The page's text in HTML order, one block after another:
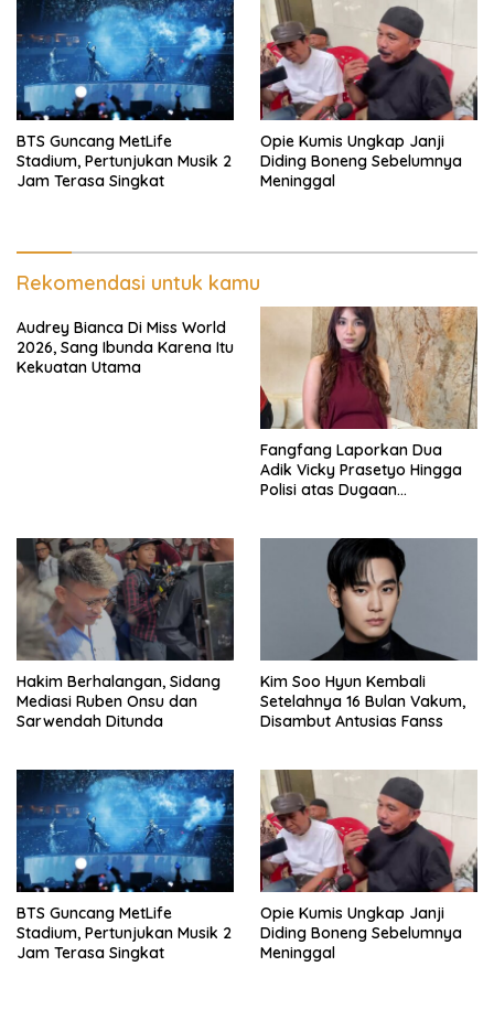
BTS Guncang MetLife
Stadium, Pertunjukan Musik 2
Jam Terasa Singkat
Opie Kumis Ungkap Janji
Diding Boneng Sebelumnya
Meninggal
Rekomendasi untuk kamu
Audrey Bianca Di Miss World
2026, Sang Ibunda Karena Itu
Kekuatan Utama
Fangfang Laporkan Dua
Adik Vicky Prasetyo Hingga
Polisi atas Dugaan
Hakim Berhalangan, Sidang
Mediasi Ruben Onsu dan
Sarwendah Ditunda
Kim Soo Hyun Kembali
Setelahnya 16 Bulan Vakum,
Disambut Antusias Fanss
BTS Guncang MetLife
Stadium, Pertunjukan Musik 2
Jam Terasa Singkat
Opie Kumis Ungkap Janji
Diding Boneng Sebelumnya
Meninggal